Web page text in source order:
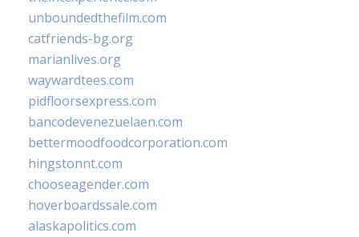
unboundedthefilm.com
catfriends-bg.org
marianlives.org
waywardtees.com
pidfloorsexpress.com
bancodevenezuelaen.com
bettermoodfoodcorporation.com
hingstonnt.com
chooseagender.com
hoverboardssale.com
alaskapolitics.com